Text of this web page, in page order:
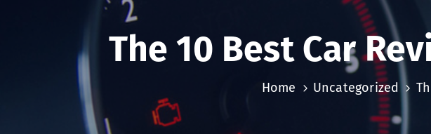
The 10 Best Car
Home Uncategorized